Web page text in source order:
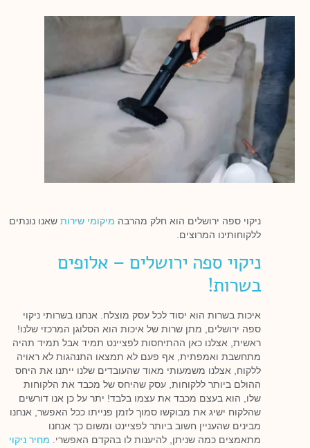
ניקוי ספה ירושלים הוא חלק מהרבה מיקומי שירותשאנו נונתים
ללקוחותינו המרוצים.
ניקוי ספה ירושלים – אלופים
בשרות!
איכות בשרות הוא יסוד לכל עסק מוצלח. אנחנו בשרותי ניקוי
ספה ירושלים, מתן שרות של איכות הוא הסלוגן המרכזי שלנו!
ראשית, אצלנו כאן ההתיחסות לפציינט תמיד אבל תמיד תהיה
מתחשבת ואמפתית, אף פעם לא תמצאו התנהגות לא ראויה
ללקוח, אצלנו משמעותי מאוד שהעובדים שלנו ייתנו את היחס
ההולם ביותר ללקוחות, עסק שהיחס של מכבד את הלקוחות
שלו, הוא בעצם מכבד את עצמו בלבד! יתר על כן אנו דורשים
שהלקוח ישיג את מבוקשו סמוך לזמן פנייתו ככל האפשר, אנחנו
מבינים שהעניין חשוב ביותר לפציינט ומשום כך אנחנו
מתאמצים כמה שניתן, להיענות לו בהקדם האפשרי. מחיר ניקוי